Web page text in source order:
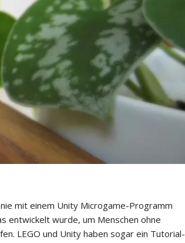
mit einem Unity Microgame-Programm
entwickelt wurde, um Menschen ohne
LEGO und Unity haben sogar ein Tutorial-